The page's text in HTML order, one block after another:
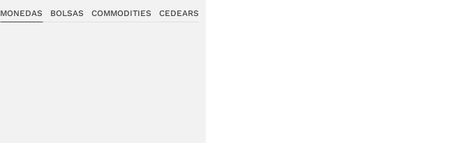
MONEDAS BOLSAS COMMODITIES CEDEARS